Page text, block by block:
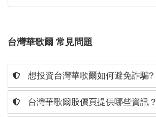
台灣華歌爾 常見問題
想投資台灣華歌爾如何避免詐騙?
台灣華歌爾股價頁提供哪些資訊？